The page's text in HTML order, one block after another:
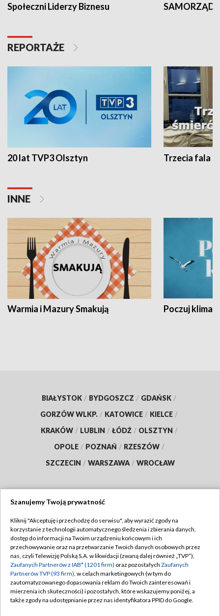
Społeczni Liderzy Biznesu SAMORZĄD
REPORTAŻE
20 lat TVP3 Olsztyn Trzecia fala -
INNE
Warmia i Mazury Smakują Poczuj klimat
BIAŁYSTOK / BYDGOSZCZ / GDAŃSK /
GORZÓW WLKP. / KATOWICE / KIELCE /
KRAKÓW / LUBLIN / ŁÓDŹ / OLSZTYN /
OPOLE / POZNAŃ / RZESZÓW /
SZCZECIN / WARSZAWA / WROCŁAW
TVP
Abonament TVP
Emisja w TVP
Centrum informacji TVP
Naziemna Telewizja Cyfrowa
Regulamin TVP
Polityka prywatności
Moje zgody
Pomoc
Szanujemy Twoją prywatność
Kliknij "Akceptuję i przechodzę do serwisu", aby wyrazić zgody na
korzystanie z technologii automatycznego śledzenia i zbierania danych,
dostęp do informacji na Twoim urządzeniu końcowym i ich
przechowywanie oraz na przetwarzanie Twoich danych osobowych przez
nas, czyli Telewizję Polską S.A. w likwidacji (zwaną dalej również „TVP”),
Zaufanych Partnerów z IAB* (1201 firm) oraz pozostałych Zaufanych
Partnerów TVP (93 firm), w celach marketingowych (w tym do
zautomatyzowanego dopasowania reklam do Twoich zainteresowań i
mierzenia ich skuteczności) i pozostałych, które wskazujemy poniżej, a
także zgody na udostępnianie przez nas identyfikatora PPID do Google.